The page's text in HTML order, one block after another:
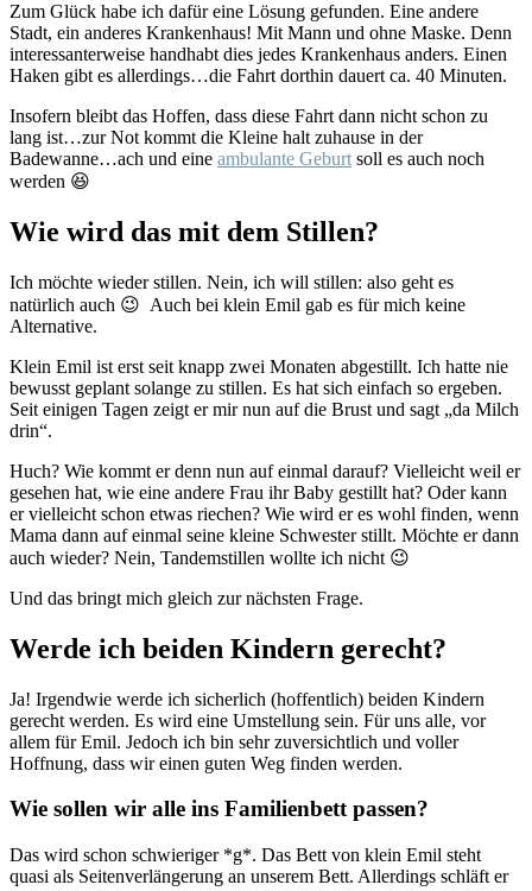
Zum Glück habe ich dafür eine Lösung gefunden. Eine andere
Stadt, ein anderes Krankenhaus! Mit Mann und ohne Maske. Denn
interessanterweise handhabt dies jedes Krankenhaus anders. Einen
Haken gibt es allerdings…die Fahrt dorthin dauert ca. 40 Minuten.
Insofern bleibt das Hoffen, dass diese Fahrt dann nicht schon zu
lang ist…zur Not kommt die Kleine halt zuhause in der
Badewanne…ach und eine ambulante Geburt soll es auch noch
werden 😆
Wie wird das mit dem Stillen?
Ich möchte wieder stillen. Nein, ich will stillen: also geht es
natürlich auch 😉 Auch bei klein Emil gab es für mich keine
Alternative.
Klein Emil ist erst seit knapp zwei Monaten abgestillt. Ich hatte nie
bewusst geplant solange zu stillen. Es hat sich einfach so ergeben.
Seit einigen Tagen zeigt er mir nun auf die Brust und sagt „da Milch
drin“.
Huch? Wie kommt er denn nun auf einmal darauf? Vielleicht weil er
gesehen hat, wie eine andere Frau ihr Baby gestillt hat? Oder kann
er vielleicht schon etwas riechen? Wie wird er es wohl finden, wenn
Mama dann auf einmal seine kleine Schwester stillt. Möchte er dann
auch wieder? Nein, Tandemstillen wollte ich nicht 😉
Und das bringt mich gleich zur nächsten Frage.
Werde ich beiden Kindern gerecht?
Ja! Irgendwie werde ich sicherlich (hoffentlich) beiden Kindern
gerecht werden. Es wird eine Umstellung sein. Für uns alle, vor
allem für Emil. Jedoch ich bin sehr zuversichtlich und voller
Hoffnung, dass wir einen guten Weg finden werden.
Wie sollen wir alle ins Familienbett passen?
Das wird schon schwieriger *g*. Das Bett von klein Emil steht
quasi als Seitenverlängerung an unserem Bett. Allerdings schläft er